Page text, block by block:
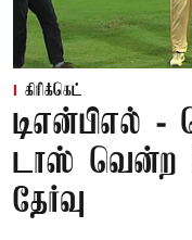
கிரிக்கெட்
டிஎன்பிஎல் -
டாஸ் வென்ற
தேர்வு